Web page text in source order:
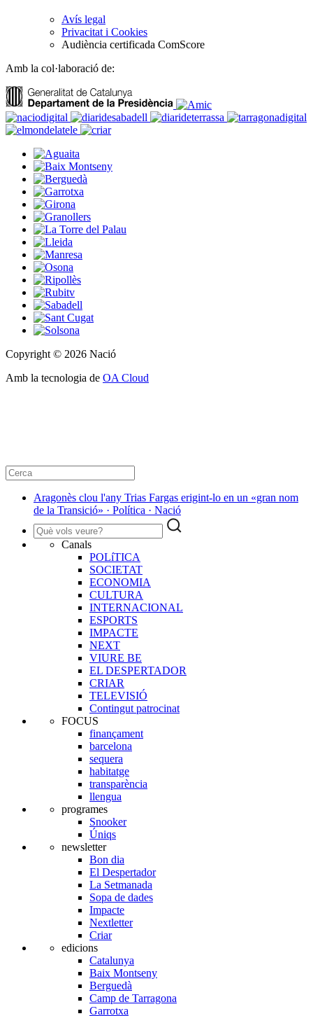
Avís legal
Privacitat i Cookies
Audiència certificada ComScore
Amb la col·laboració de:
Copyright © 2026 Nació
Amb la tecnologia de OA Cloud
Aragonès clou l'any Trias Fargas erigint-lo en un «gran nom
de la Transició» · Política · Nació
Canals
POLíTICA
SOCIETAT
ECONOMIA
CULTURA
INTERNACIONAL
ESPORTS
IMPACTE
NEXT
VIURE BE
EL DESPERTADOR
CRIAR
TELEVISIÓ
Contingut patrocinat
FOCUS
finançament
barcelona
sequera
habitatge
transparència
llengua
programes
Snooker
Úniqs
newsletter
Bon dia
El Despertador
La Setmanada
Sopa de dades
Impacte
Nextletter
Criar
edicions
Catalunya
Baix Montseny
Berguedà
Camp de Tarragona
Garrotxa